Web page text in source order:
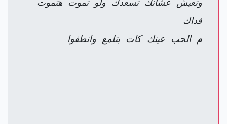
وتعيش عشانك تسعدك ولو تموت هتموت
فداك
م الحب عينك كات بتلمع وانطفوا